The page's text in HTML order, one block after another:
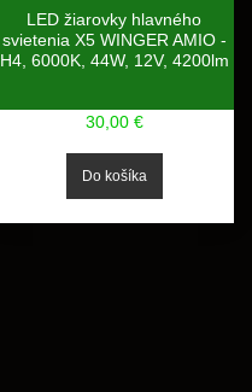
LED žiarovky hlavného
svietenia X5 WINGER AMIO -
H4, 6000K, 44W, 12V, 4200lm
30,00 €